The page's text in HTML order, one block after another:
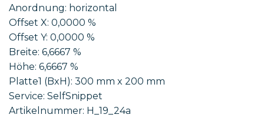
Anordnung: horizontal
Offset X: 0,0000 %
Offset Y: 0,0000 %
Breite: 6,6667 %
Höhe: 6,6667 %
Platte1 (BxH): 300 mm x 200 mm
Service: SelfSnippet
Artikelnummer: H_19_24a